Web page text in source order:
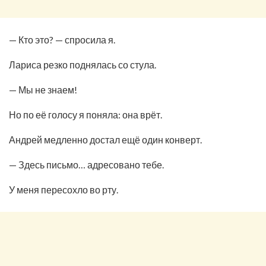
— Кто это? — спросила я.
Лариса резко поднялась со стула.
— Мы не знаем!
Но по её голосу я поняла: она врёт.
Андрей медленно достал ещё один конверт.
— Здесь письмо… адресовано тебе.
У меня пересохло во рту.